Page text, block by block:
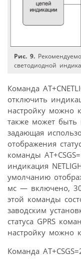
Рис. 9.
светодиодной
Команда
отключить
настройку можно
также может быть
задающая
отображения
команды
индикация
умолчанию
мс — включено,
этой команды
заводским
статуса GPRS
настройку можно
Команда